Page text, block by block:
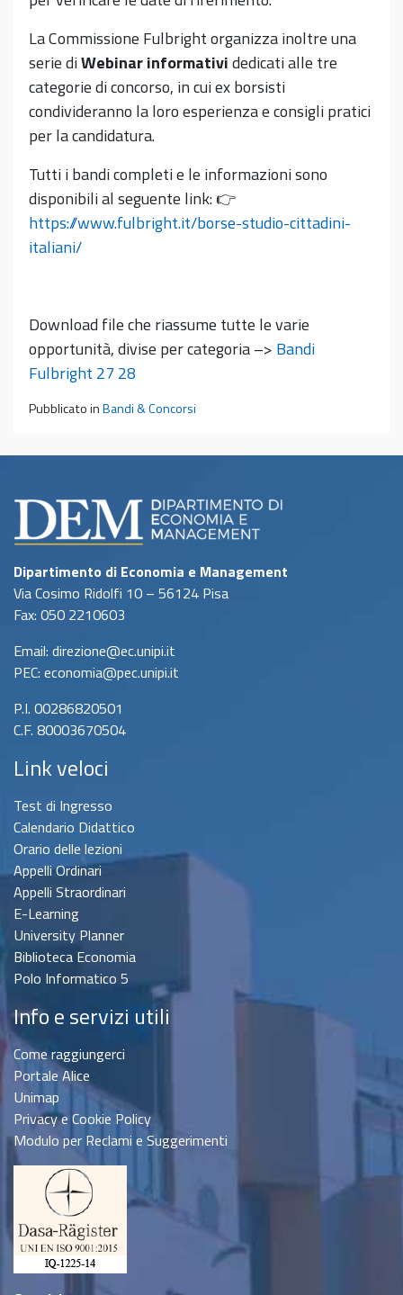
La Commissione Fulbright organizza inoltre una
serie diWebinar informatividedicati alle tre
categorie di concorso, in cui ex borsisti
condivideranno la loro esperienza e consigli pratici
per la candidatura.
Tutti i bandi completi e le informazioni sono
disponibili al seguente link:👉
https://www.fulbright.it/borse-studio-cittadini-
italiani/
Download file che riassume tutte le varie
opportunità, divise per categoria –> Bandi
Fulbright 27 28
Pubblicato inBandi & Concorsi
Dipartimento di Economia e Management
Via Cosimo Ridolfi 10 – 56124 Pisa
Fax: 050 2210603
Email: direzione@ec.unipi.it
PEC: economia@pec.unipi.it
P.I. 00286820501
C.F. 80003670504
Link veloci
Test di Ingresso
Calendario Didattico
Orario delle lezioni
Appelli Ordinari
Appelli Straordinari
E-Learning
University Planner
Biblioteca Economia
Polo Informatico 5
Info e servizi utili
Come raggiungerci
Portale Alice
Unimap
Privacy e Cookie Policy
Modulo per Reclami e Suggerimenti